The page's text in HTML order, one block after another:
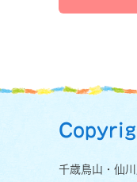
千歳鳥山・仙